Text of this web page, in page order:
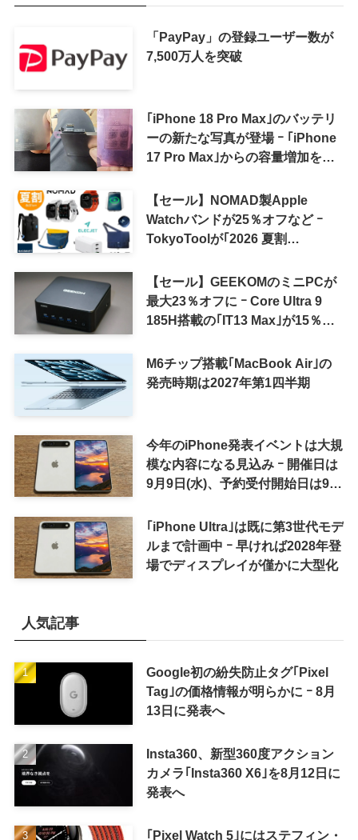
「PayPay」の登録ユーザー数が
7,500万人を突破
｢iPhone 18 Pro Max｣のバッテリ
ーの新たな写真が登場 ｰ ｢iPhone
17 Pro Max｣からの容量増加を確
【セール】NOMAD製Apple
Watchバンドが25％オフなど ｰ
TokyoToolが｢2026 夏割
【セール】GEEKOMのミニPCが
最大23％オフに ｰ Core Ultra 9
185H搭載の｢IT13 Max｣が15％オ
M6チップ搭載｢MacBook Air｣の
発売時期は2027年第1四半期
今年のiPhone発表イベントは大規
模な内容になる見込み ｰ 開催日は
9月9日(水)、予約受付開始日は9月
｢iPhone Ultra｣は既に第3世代モデ
ルまで計画中 ｰ 早ければ2028年登
場でディスプレイが僅かに大型化
人気記事
Google初の紛失防止タグ｢Pixel
Tag｣の価格情報が明らかに ｰ 8月
13日に発表へ
Insta360、新型360度アクション
カメラ｢Insta360 X6｣を8月12日に
発表へ
｢Pixel Watch 5｣にはステフィン・